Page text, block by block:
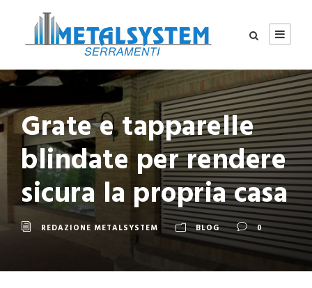
Grate e tapparelle
blindate per rendere
sicura la propria casa
REDAZIONE METALSYSTEM BLOG 0